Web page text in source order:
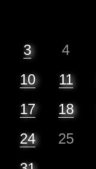
3
4
10
11
17
18
24
25